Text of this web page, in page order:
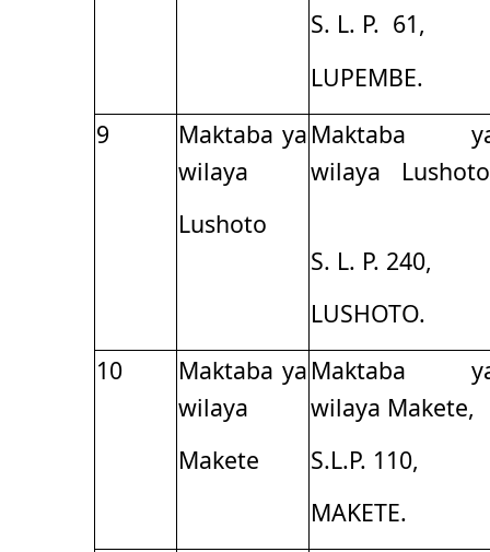
S. L. P. 61,
LUPEMBE.
9
Maktaba ya
wilaya
Lushoto
Maktaba
wilaya
S. L. P. 240,
LUSHOTO.
10
Maktaba ya
wilaya
Makete
Maktaba
wilaya Makete,
S.L.P. 110,
MAKETE.